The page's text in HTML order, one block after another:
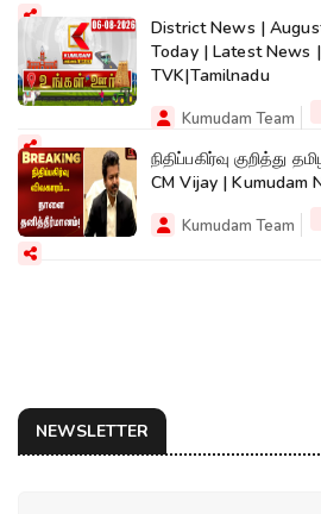
District News |
Today | Latest News
TVK|Tamilnadu
Kumudam Team
நிதிப்பகிர்வு குறித்து
CM Vijay | Kumudam
Kumudam Team
NEWSLETTER